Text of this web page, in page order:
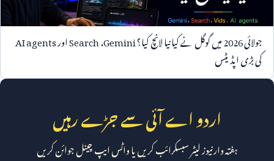
جولائی2026میں گوگل نے کیا نیا لانچ کیا؟Gemini،SearchاورAI agents
کی بڑی اپڈیٹس
اردو اے آئی سے جڑے رہیں
ہفتہ وار نیوز لیٹر سبسکرائب کریں یا واٹس ایپ چینل جوائن کریں